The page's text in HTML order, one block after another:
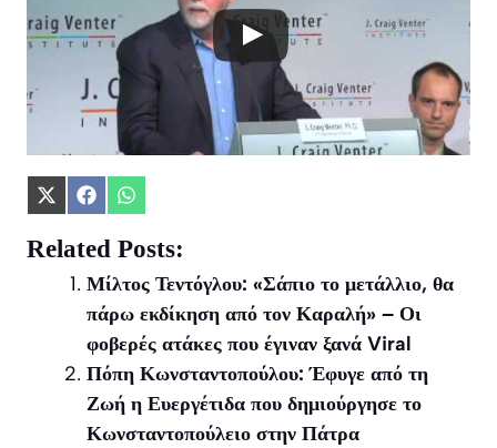
Share
X
(Twitter)
Share
Facebook
Share
WhatsApp
Related Posts:
Μίλτος Τεντόγλου: «Σάπιο το μετάλλιο, θα
πάρω εκδίκηση από τον Καραλή» – Οι
φοβερές ατάκες που έγιναν ξανά Viral
Πόπη Κωνσταντοπούλου: Έφυγε από τη
Ζωή η Ευεργέτιδα που δημιούργησε το
Κωνσταντοπούλειο στην Πάτρα